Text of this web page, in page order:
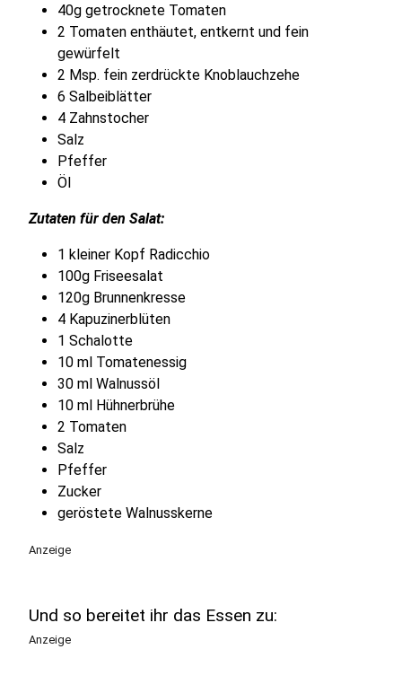
40g getrocknete Tomaten
2 Tomaten enthäutet, entkernt und fein
gewürfelt
2 Msp. fein zerdrückte Knoblauchzehe
6 Salbeiblätter
4 Zahnstocher
Salz
Pfeffer
Öl
Zutaten für den Salat:
1 kleiner Kopf Radicchio
100g Friseesalat
120g Brunnenkresse
4 Kapuzinerblüten
1 Schalotte
10 ml Tomatenessig
30 ml Walnussöl
10 ml Hühnerbrühe
2 Tomaten
Salz
Pfeffer
Zucker
geröstete Walnusskerne
Anzeige
Und so bereitet ihr das Essen zu:
Anzeige